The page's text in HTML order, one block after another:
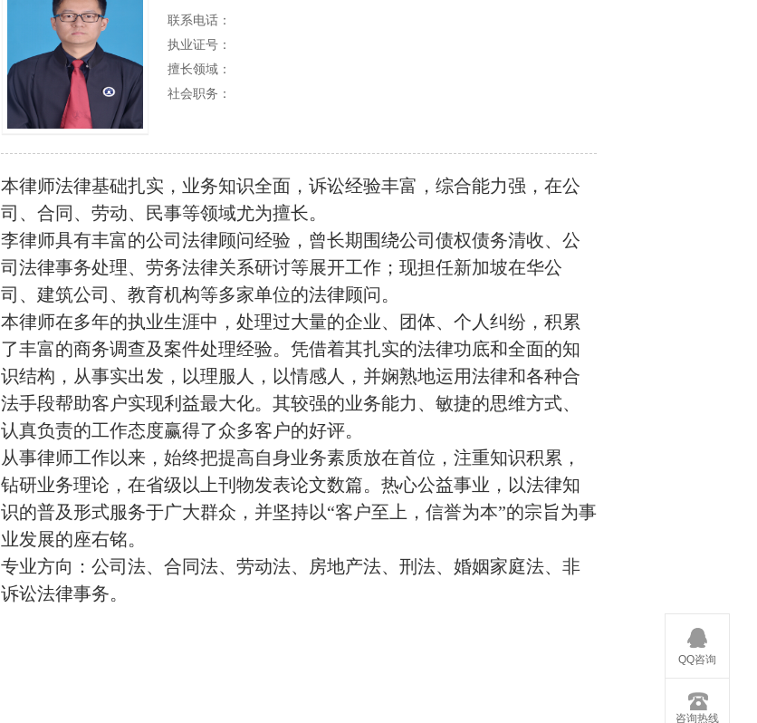
联系电话：
执业证号：
擅长领域：
社会职务：
本律师法律基础扎实，业务知识全面，诉讼经验丰富，综合能力强，在公
司、合同、劳动、民事等领域尤为擅长。
李律师具有丰富的公司法律顾问经验，曾长期围绕公司债权债务清收、公
司法律事务处理、劳务法律关系研讨等展开工作；现担任新加坡在华公
司、建筑公司、教育机构等多家单位的法律顾问。
本律师在多年的执业生涯中，处理过大量的企业、团体、个人纠纷，积累
了丰富的商务调查及案件处理经验。凭借着其扎实的法律功底和全面的知
识结构，从事实出发，以理服人，以情感人，并娴熟地运用法律和各种合
法手段帮助客户实现利益最大化。其较强的业务能力、敏捷的思维方式、
认真负责的工作态度赢得了众多客户的好评。
从事律师工作以来，始终把提高自身业务素质放在首位，注重知识积累，
钻研业务理论，在省级以上刊物发表论文数篇。热心公益事业，以法律知
识的普及形式服务于广大群众，并坚持以“客户至上，信誉为本”的宗旨为事
业发展的座右铭。
专业方向：公司法、合同法、劳动法、房地产法、刑法、婚姻家庭法、非
诉讼法律事务。
QQ咨询
咨询热线